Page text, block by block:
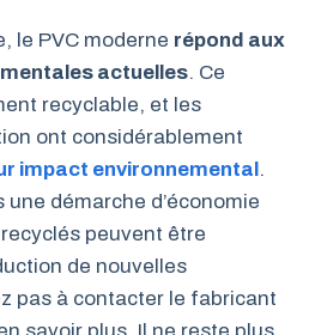
le PVC moderne répond aux
actuelles. Ce
recyclable, et les
ont considérablement
impact environnemental.
une démarche d’économie
peuvent être
de nouvelles
pas à contacter le fabricant